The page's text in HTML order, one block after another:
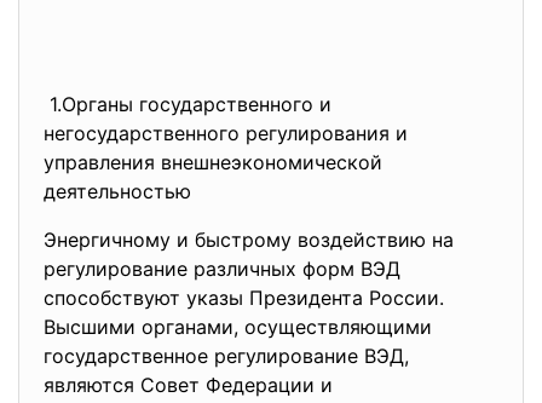
1.Органы государственного и
негосударственного регулирования и
управления внешнеэкономической
деятельностью
Энергичному и быстрому воздействию на
регулирование различных форм ВЭД
способствуют указы Президента России.
Высшими органами, осуществляющими
государственное регулирование ВЭД,
являются Совет Федерации и